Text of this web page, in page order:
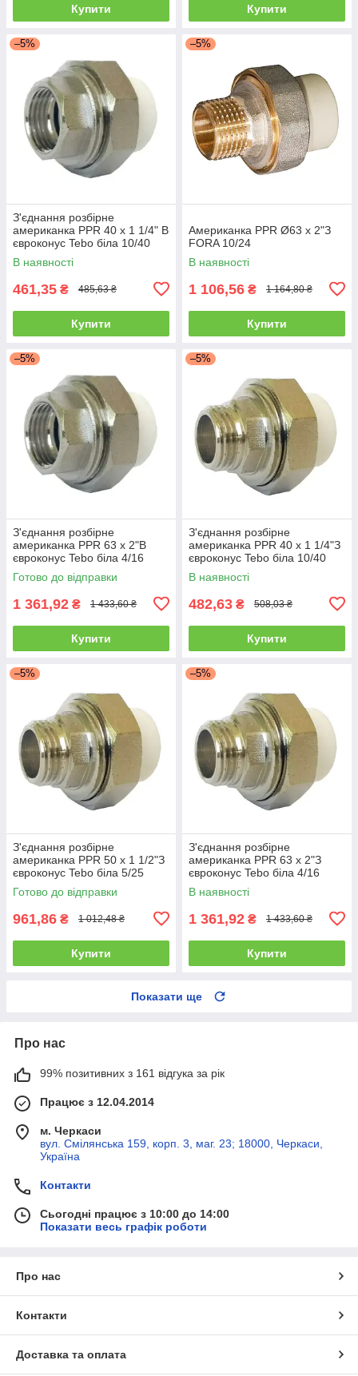
Купити Купити
–5%
З'єднання розбірне
американка PPR 40 х 1 1/4" В
євроконус Tebo біла 10/40
В наявності
461,35 ₴ 485,63 ₴
Купити
–5%
Американка PPR Ø63 х 2"З
FORA 10/24
В наявності
1 106,56 ₴ 1 164,80 ₴
Купити
–5%
З'єднання розбірне
американка PPR 63 х 2"В
євроконус Tebo біла 4/16
Готово до відправки
1 361,92 ₴ 1 433,60 ₴
Купити
–5%
З'єднання розбірне
американка PPR 40 х 1 1/4"З
євроконус Tebo біла 10/40
В наявності
482,63 ₴ 508,03 ₴
Купити
–5%
З'єднання розбірне
американка PPR 50 х 1 1/2"З
євроконус Tebo біла 5/25
Готово до відправки
961,86 ₴ 1 012,48 ₴
Купити
–5%
З'єднання розбірне
американка PPR 63 х 2"З
євроконус Tebo біла 4/16
В наявності
1 361,92 ₴ 1 433,60 ₴
Купити
Показати ще
Про нас
99% позитивних з 161 відгука за рік
Працює з 12.04.2014
м. Черкаси
вул. Смілянська 159, корп. 3, маг. 23; 18000, Черкаси,
Україна
Контакти
Сьогодні працює з 10:00 до 14:00
Показати весь графік роботи
Про нас
Контакти
Доставка та оплата